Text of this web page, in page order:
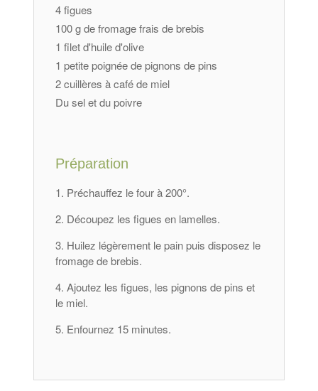
4 figues
100 g de fromage frais de brebis
1 filet d'huile d'olive
1 petite poignée de pignons de pins
2 cuillères à café de miel
Du sel et du poivre
Préparation
Préchauffez le four à 200°.
Découpez les figues en lamelles.
Huilez légèrement le pain puis disposez le
fromage de brebis.
Ajoutez les figues, les pignons de pins et
le miel.
Enfournez 15 minutes.